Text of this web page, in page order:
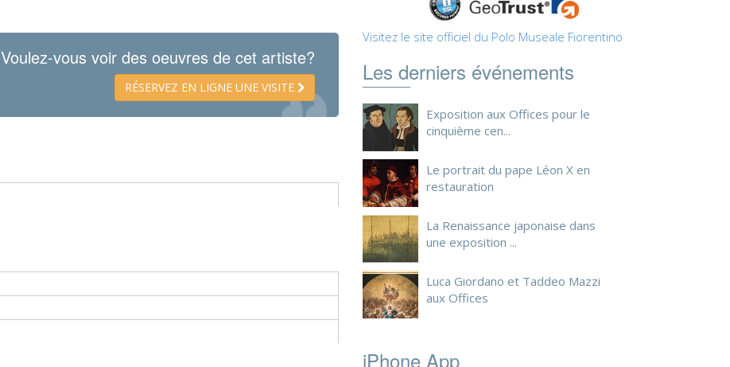
Voulez-vous voir des oeuvres de cet artiste?
RÉSERVEZ EN LIGNE UNE VISITE
Visitez le site officiel du Polo Museale Fiorentino
Les derniers événements
Exposition aux Offices pour le
cinquième cen...
Le portrait du pape Léon X en
restauration
La Renaissance japonaise dans
une exposition ...
Luca Giordano et Taddeo Mazzi
aux Offices
iPhone App